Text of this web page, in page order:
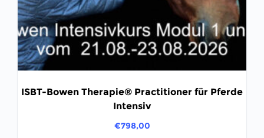
ISBT-Bowen Therapie® Practitioner für Pferde
Intensiv
€798,00